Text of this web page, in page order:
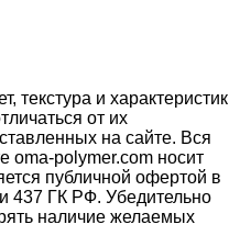
текстура и
от их
на сайте. Вся
oma-polymer.com носит
публичной офертой в
437 ГК РФ. Убедительно
наличие желаемых